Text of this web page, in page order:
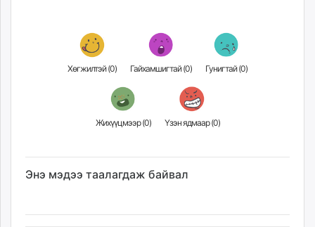
Хөгжилтэй (0) Гайхамшигтай (0) Гунигтай (0)
Жихүүцмээр (0) Үзэн ядмаар (0)
Энэ мэдээ таалагдаж байвал